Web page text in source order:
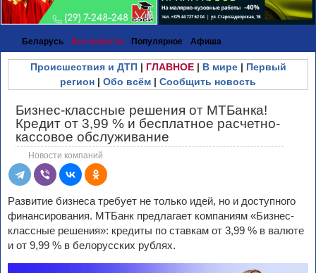
Беларусь Все новости Популярное Афиша
Происшествия и ДТП| ГЛАВНОЕ| В мире| Первый
регион | Обо всём | Сообщить новость
Бизнес-классные решения от МТБанка!
Кредит от 3,99 % и бесплатное расчетно-
кассовое обслуживание
Новости компаний
Развитие бизнеса требует не только идей, но и доступного
финансирования. МТБанк предлагает компаниям «Бизнес-
классные решения»: кредиты по ставкам от 3,99 % в валюте
и от 9,99 % в белорусских рублях.